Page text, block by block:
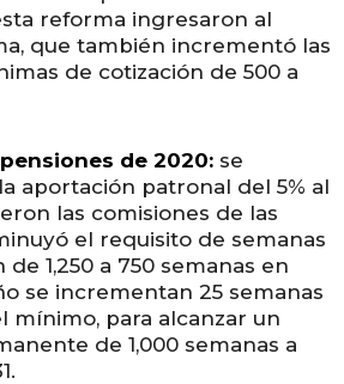
reforma ingresaron al
que también incrementó las
de cotización de 500 a
de 2020: se
aportación patronal del 5% al
las comisiones de las
el requisito de semanas
1,250 a 750 semanas en
se incrementan 25 semanas
mínimo, para alcanzar un
de 1,000 semanas a